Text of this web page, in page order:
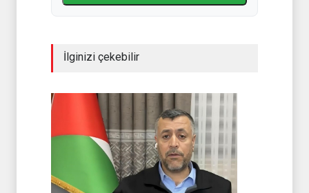
İlginizi çekebilir